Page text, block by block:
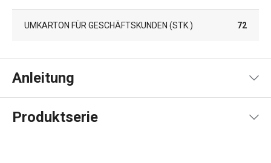
UMKARTON FÜR GESCHÄFTSKUNDEN (STK.) 72
Anleitung
Gebrauchsanleitung & Sicherheitsinformationen
Produktserie